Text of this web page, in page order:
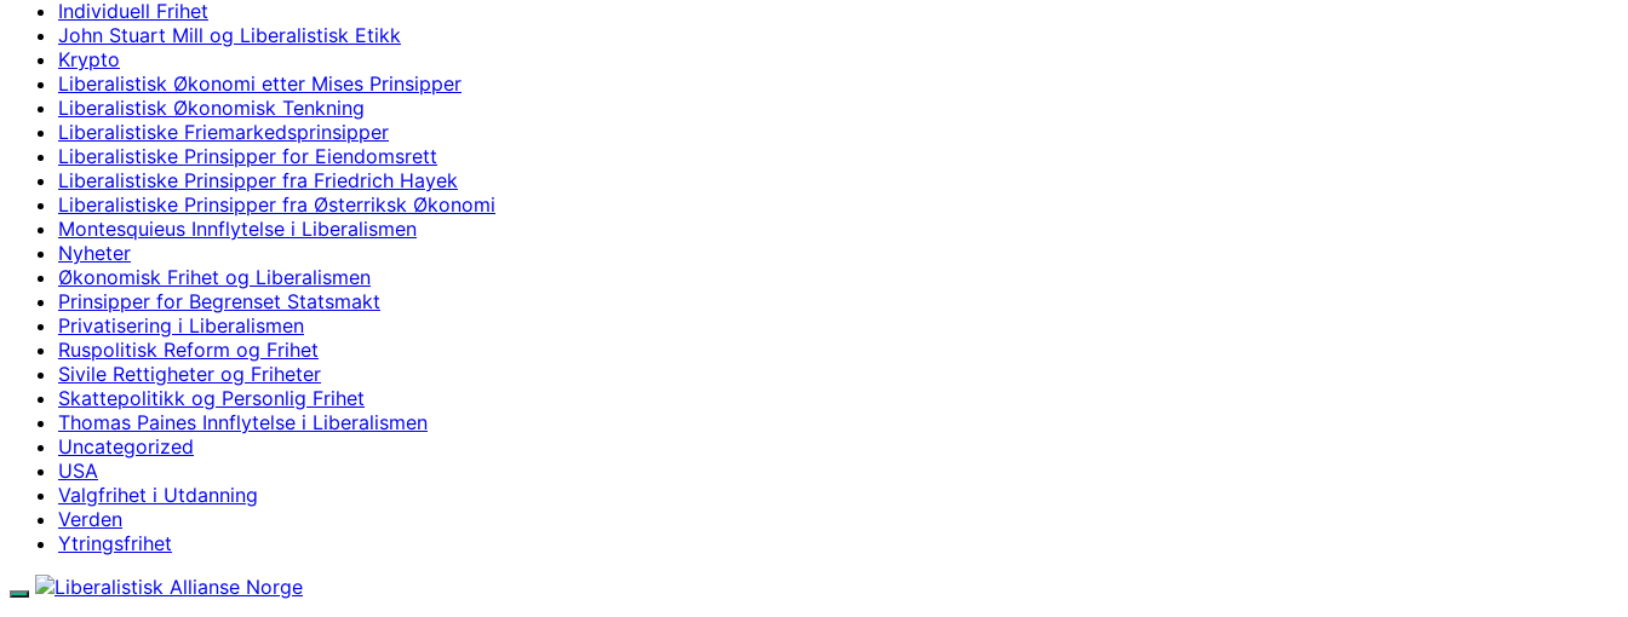
Individuell Frihet
John Stuart Mill og Liberalistisk Etikk
Krypto
Liberalistisk Økonomi etter Mises Prinsipper
Liberalistisk Økonomisk Tenkning
Liberalistiske Friemarkedsprinsipper
Liberalistiske Prinsipper for Eiendomsrett
Liberalistiske Prinsipper fra Friedrich Hayek
Liberalistiske Prinsipper fra Østerriksk Økonomi
Montesquieus Innflytelse i Liberalismen
Nyheter
Økonomisk Frihet og Liberalismen
Prinsipper for Begrenset Statsmakt
Privatisering i Liberalismen
Ruspolitisk Reform og Frihet
Sivile Rettigheter og Friheter
Skattepolitikk og Personlig Frihet
Thomas Paines Innflytelse i Liberalismen
Uncategorized
USA
Valgfrihet i Utdanning
Verden
Ytringsfrihet